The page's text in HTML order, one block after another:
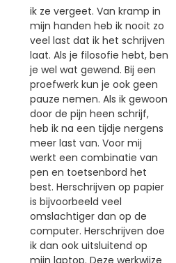
ik ze vergeet. Van kramp in
mijn handen heb ik nooit zo
veel last dat ik het schrijven
laat. Als je filosofie hebt, ben
je wel wat gewend. Bij een
proefwerk kun je ook geen
pauze nemen. Als ik gewoon
door de pijn heen schrijf,
heb ik na een tijdje nergens
meer last van. Voor mij
werkt een combinatie van
pen en toetsenbord het
best. Herschrijven op papier
is bijvoorbeeld veel
omslachtiger dan op de
computer. Herschrijven doe
ik dan ook uitsluitend op